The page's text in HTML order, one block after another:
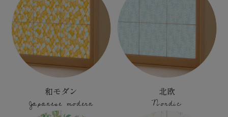
和モダン
Japanese modern
北欧
Nordic